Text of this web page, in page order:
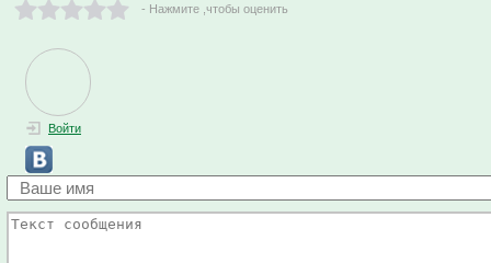
- Нажмите ,чтобы оценить
Войти